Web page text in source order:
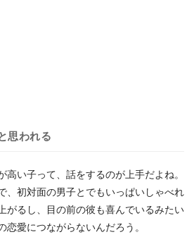
思われる
高い子って、話をするのが上手だよね。
、初対面の男子とでもいっぱいしゃべれ
がるし、目の前の彼も喜んでいるみたい
恋愛につながらないんだろう。